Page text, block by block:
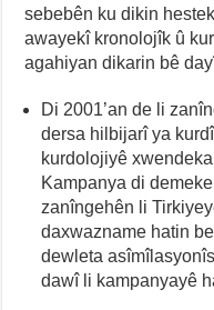
sebebên ku dikin
awayekî kronolojîk û
agahiyan dikarin bê
Di 2001’an de li
dersa hilbijarî ya
kurdolojiyê
Kampanya di
zanîngehên li
daxwazname hatin
dewleta
dawî li kampanyayê